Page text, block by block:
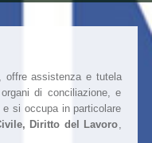
offre assistenza e tutela
di conciliazione, e
si occupa in particolare
Diritto del Lavoro